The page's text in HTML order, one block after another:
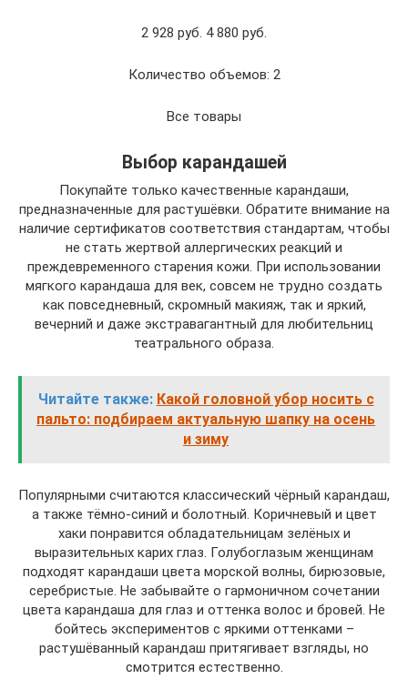
2 928 руб. 4 880 руб.
Количество объемов: 2
Все товары
Выбор карандашей
Покупайте только качественные карандаши,
предназначенные для растушёвки. Обратите внимание на
наличие сертификатов соответствия стандартам, чтобы
не стать жертвой аллергических реакций и
преждевременного старения кожи. При использовании
мягкого карандаша для век, совсем не трудно создать
как повседневный, скромный макияж, так и яркий,
вечерний и даже экстравагантный для любительниц
театрального образа.
Читайте также: Какой головной убор носить с
пальто: подбираем актуальную шапку на осень
и зиму
Популярными считаются классический чёрный карандаш,
а также тёмно-синий и болотный. Коричневый и цвет
хаки понравится обладательницам зелёных и
выразительных карих глаз. Голубоглазым женщинам
подходят карандаши цвета морской волны, бирюзовые,
серебристые. Не забывайте о гармоничном сочетании
цвета карандаша для глаз и оттенка волос и бровей. Не
бойтесь экспериментов с яркими оттенками –
растушёванный карандаш притягивает взгляды, но
смотрится естественно.